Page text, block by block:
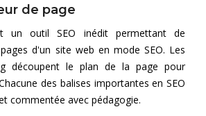
de page
un outil SEO inédit permettant de
d'un site web en mode SEO. Les
découpent le plan de la page pour
des balises importantes en SEO
commentée avec pédagogie.